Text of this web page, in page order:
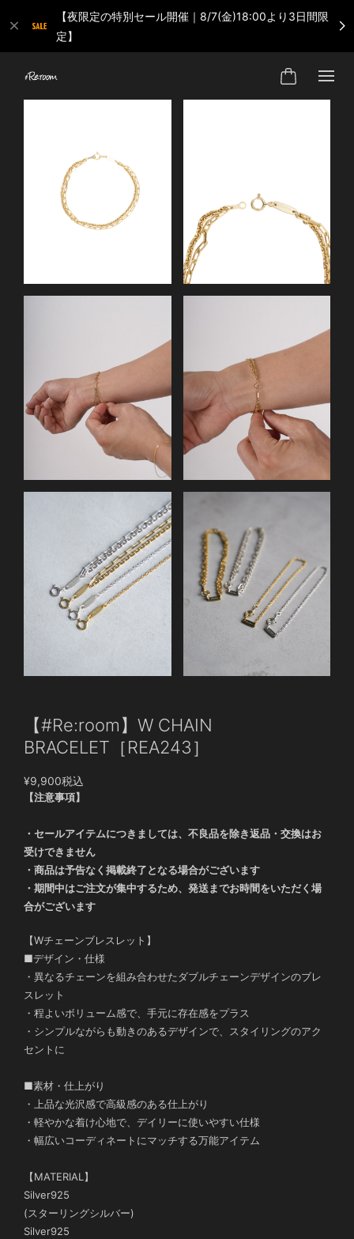
【夜限定の特別セール開催｜8/7(金)18:00より3日間限
定】
【#Re:room】W CHAIN
BRACELET［REA243］
¥9,900税込
【注意事項】
・セールアイテムにつきましては、不良品を除き返品・交換はお
受けできません
・商品は予告なく掲載終了となる場合がございます
・期間中はご注文が集中するため、発送までお時間をいただく場
合がございます
【Wチェーンブレスレット】
■デザイン・仕様
・異なるチェーンを組み合わせたダブルチェーンデザインのブレ
スレット
・程よいボリューム感で、手元に存在感をプラス
・シンプルながらも動きのあるデザインで、スタイリングのアク
セントに
■素材・仕上がり
・上品な光沢感で高級感のある仕上がり
・軽やかな着け心地で、デイリーに使いやすい仕様
・幅広いコーディネートにマッチする万能アイテム
【MATERIAL】
Silver925
(スターリングシルバー)
Silver925